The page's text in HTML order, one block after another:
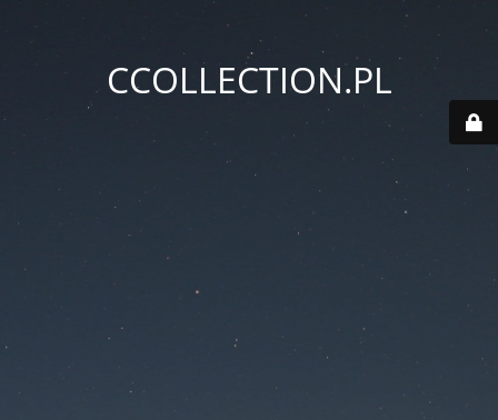
CCOLLECTION.PL